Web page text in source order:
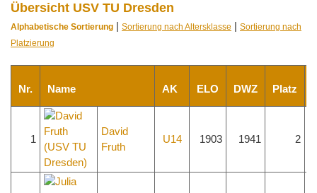
Übersicht USV TU Dresden
Alphabetische Sortierung | Sortierung nach Altersklasse | Sortierung nach
Platzierung
Nr. Name AK ELO DWZ Platz
1
David
Fruth
U14 1903 1941 2